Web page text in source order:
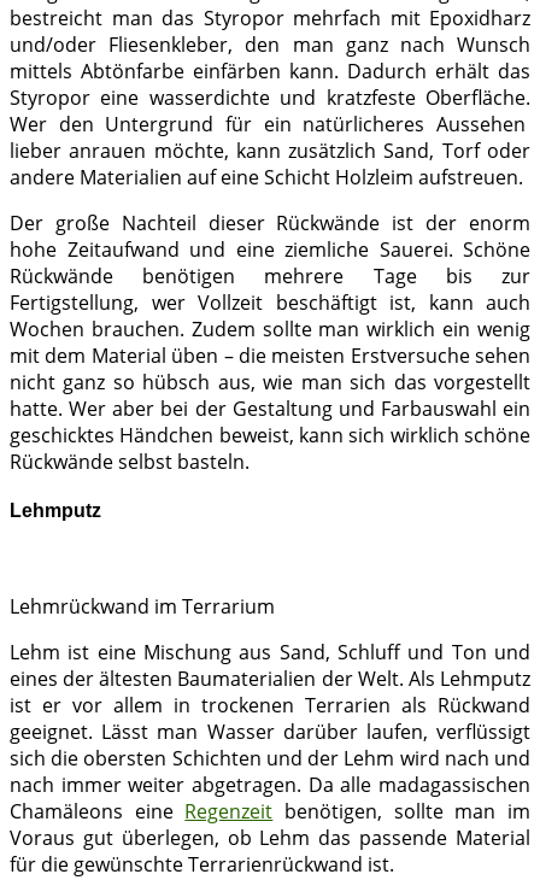
bestreicht man das Styropor mehrfach mit Epoxidharz
und/oder Fliesenkleber, den man ganz nach Wunsch
mittels Abtönfarbe einfärben kann. Dadurch erhält das
Styropor eine wasserdichte und kratzfeste Oberfläche.
Wer den Untergrund für ein natürlicheres Aussehen
lieber anrauen möchte, kann zusätzlich Sand, Torf oder
andere Materialien auf eine Schicht Holzleim aufstreuen.
Der große Nachteil dieser Rückwände ist der enorm
hohe Zeitaufwand und eine ziemliche Sauerei. Schöne
Rückwände benötigen mehrere Tage bis zur
Fertigstellung, wer Vollzeit beschäftigt ist, kann auch
Wochen brauchen. Zudem sollte man wirklich ein wenig
mit dem Material üben – die meisten Erstversuche sehen
nicht ganz so hübsch aus, wie man sich das vorgestellt
hatte. Wer aber bei der Gestaltung und Farbauswahl ein
geschicktes Händchen beweist, kann sich wirklich schöne
Rückwände selbst basteln.
Lehmputz
Lehmrückwand im Terrarium
Lehm ist eine Mischung aus Sand, Schluff und Ton und
eines der ältesten Baumaterialien der Welt. Als Lehmputz
ist er vor allem in trockenen Terrarien als Rückwand
geeignet. Lässt man Wasser darüber laufen, verflüssigt
sich die obersten Schichten und der Lehm wird nach und
nach immer weiter abgetragen. Da alle madagassischen
Chamäleons eine Regenzeit benötigen, sollte man im
Voraus gut überlegen, ob Lehm das passende Material
für die gewünschte Terrarienrückwand ist.